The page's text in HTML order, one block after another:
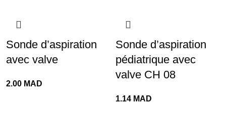
Sonde d’aspiration
avec valve
2.00 MAD
Sonde d’aspiration
pédiatrique avec
valve CH 08
1.14 MAD